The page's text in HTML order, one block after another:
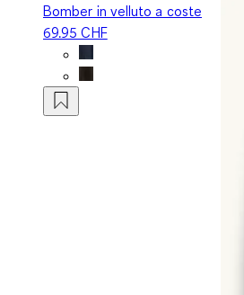
Bomber in velluto a coste
69.95 CHF